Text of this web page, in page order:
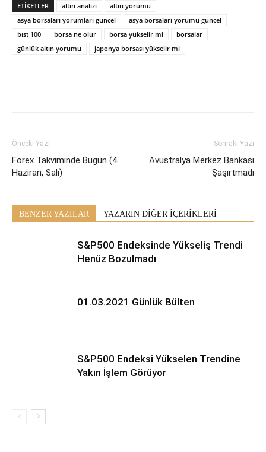
ETİKETLER altın analizi
altın yorumu
asya borsaları yorumları güncel
asya borsaları yorumu güncel
bıst 100
borsa ne olur borsa yükselir mi
borsalar
günlük altın yorumu
japonya borsası yükselir mi
Önceki Yazı
Forex Takviminde Bugün (4
Haziran, Salı)
Sonraki Yazı
Avustralya Merkez Bankası
Şaşırtmadı
BENZER YAZILAR YAZARIN DİĞER İÇERİKLERİ
S&P500 Endeksinde Yükseliş Trendi
Henüz Bozulmadı
01.03.2021 Günlük Bülten
S&P500 Endeksi Yükselen Trendine
Yakın İşlem Görüyor